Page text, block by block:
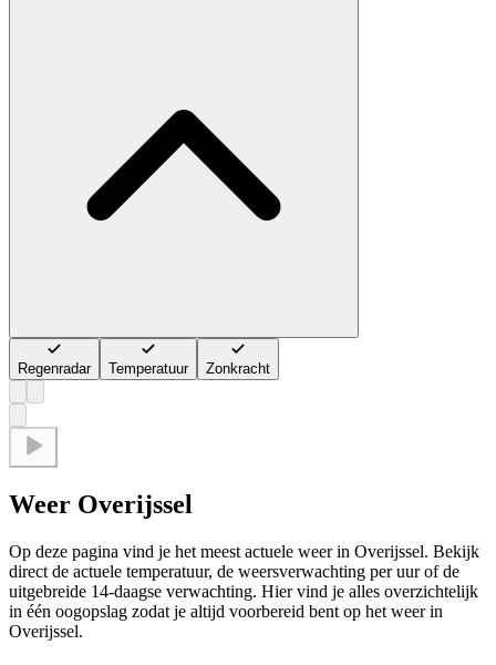
Regenradar Temperatuur Zonkracht
Weer Overijssel
Op deze pagina vind je het meest actuele weer in Overijssel. Bekijk
direct de actuele temperatuur, de weersverwachting per uur of de
uitgebreide 14-daagse verwachting. Hier vind je alles overzichtelijk
in één oogopslag zodat je altijd voorbereid bent op het weer in
Overijssel.